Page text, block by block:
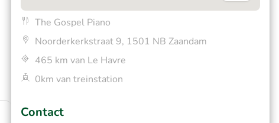
The Gospel Piano
Noorderkerkstraat 9, 1501 NB Zaandam
465 km van Le Havre
0km van treinstation
Contact